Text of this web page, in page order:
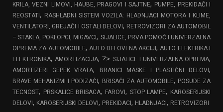
KRILA, VEZNI LIMOVI, HAUBE, PRAGOVI I SAJTNE, PUMPE, PREKIDAČI I
REOSTATI ,
RASHLADNI SISTEM VOZILA: HLADNJACI MOTORA I KLIME,
VENTILATORI, GREJAČI I OSTALI DELOVI, RETROVIZORI ZA AUTOMOBIL
– STAKLA, POKLOPCI, MIGAVCI, SIJALICE, PRVA POMOĆ I UNIVERZALNA
OPREMA ZA AUTOMOBILE,AUTO DELOVI NA AKCIJI,AUTO ELEKTRIKA I
ELEKTRONIKA,AMORTIZACIJA, ?> SIJALICE I UNIVERZALNA OPREMA,
AMORTIZERI GEPEK VRATA, BRANICI MASKE I PLASTIČNI DELOVI,
BRAVE MEHANIZMI I PODIZAČI , BRISAČI ZA AUTOMOBILE, POSUDE ZA
TECNOST, PRSKALICE BRISACA, FAROVI, STOP LAMPE,
KAROSERIJSKI
DELOVI , KAROSERIJSKI DELOVI , PREKIDACI , HLADNJACI , RETROVIZORI